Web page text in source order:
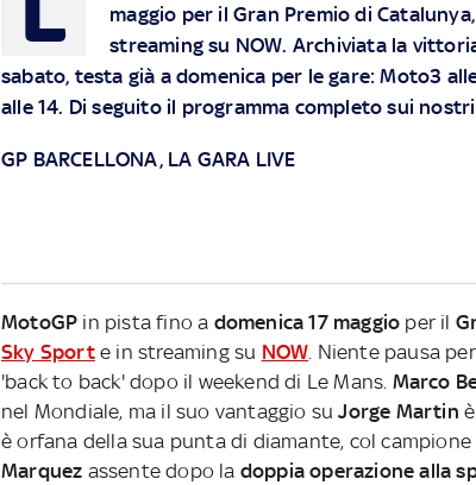
maggio per il Gran Premio di Catalunya,
streaming su NOW. Archiviata la
sabato, testa già a domenica per le gare: Moto3
alle 14. Di seguito il programma completo sui
GP BARCELLONA, LA GARA LIVE
MotoGP in pista fino a domenica 17 maggio per il
Sky Sporte in streaming su NOW. Niente pausa
'back to back' dopo il weekend di Le Mans. Marco
nel Mondiale, ma il suo vantaggio suJorge Martin
è orfana della sua punta di diamante, col
Marquez assente dopo la doppia operazione alla